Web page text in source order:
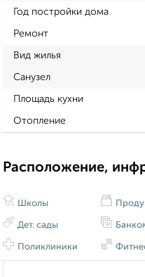
Год постройки дома
Ремонт
Вид жилья
Санузел
Площадь кухни
Отопление
Расположение,
Школы
Дет. сады
Поликлиники